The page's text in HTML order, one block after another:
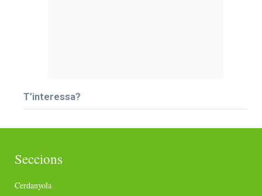
T’interessa?
Seccions
Cerdanyola